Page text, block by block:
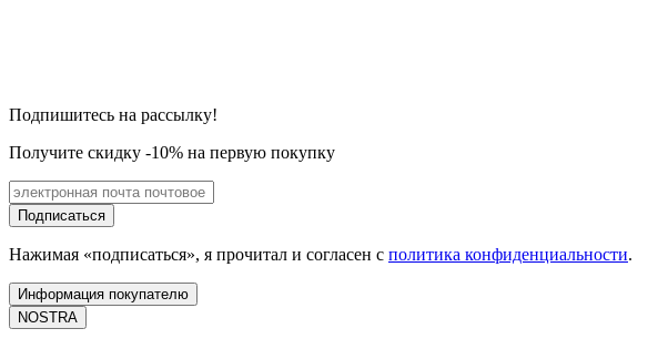
Подпишитесь на рассылку!
Получите скидку -10% на первую покупку
Подписаться
Нажимая «подписаться», я прочитал и согласен с политика конфиденциальности.
Информация покупателю
NOSTRA